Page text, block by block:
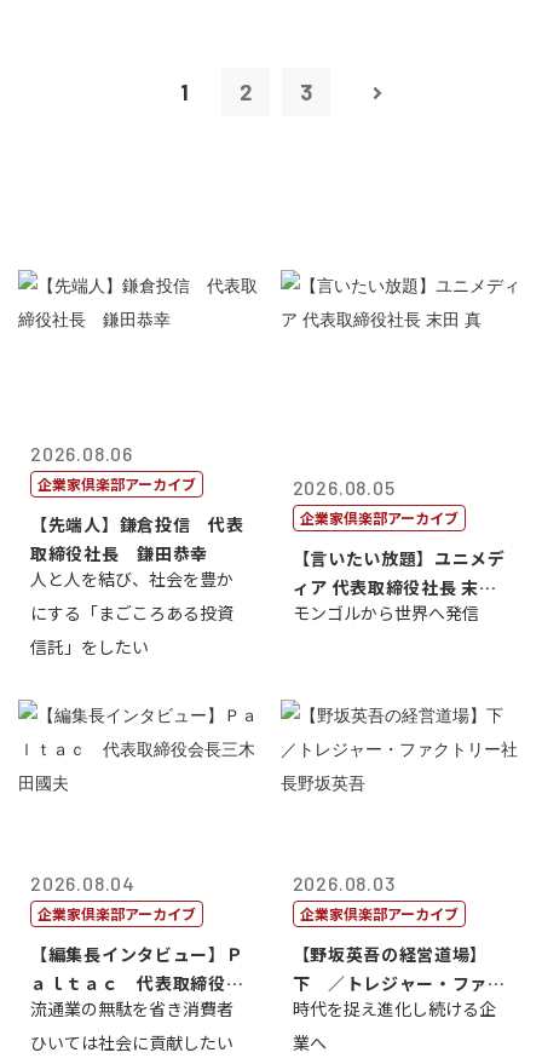
1 2 3
2026.08.06
企業家倶楽部アーカイブ
【先端人】鎌倉投信 代表
取締役社長 鎌田恭幸
人と人を結び、社会を豊か
にする「まごころある投資
信託」をしたい
2026.08.05
企業家倶楽部アーカイブ
【言いたい放題】ユニメデ
ィア 代表取締役社長 末田
真
モンゴルから世界へ発信
2026.08.04
企業家倶楽部アーカイブ
【編集長インタビュー】Ｐ
ａｌｔａｃ 代表取締役会
長三木田國夫
流通業の無駄を省き消費者
ひいては社会に貢献したい
2026.08.03
企業家倶楽部アーカイブ
【野坂英吾の経営道場】
下 ／トレジャー・ファク
トリー社長野坂...
時代を捉え進化し続ける企
業へ